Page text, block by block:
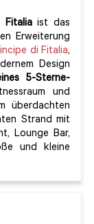
Fitaliaist das
Erweiterung
di Fitalia,
Design
5-Sterne-
und
überdachten
Strand mit
Lounge Bar,
und kleine